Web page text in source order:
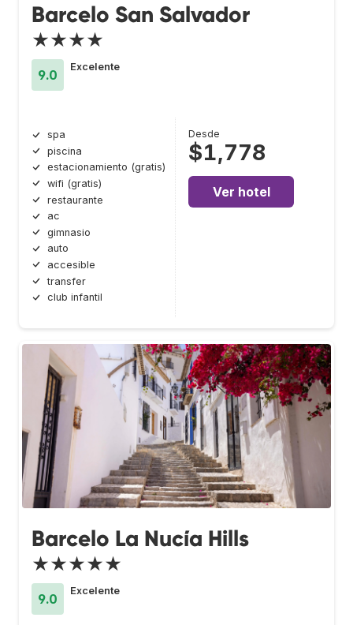
Barcelo San Salvador
★★★★
9.0
Excelente
spa
piscina
estacionamiento (gratis)
wifi (gratis)
restaurante
ac
gimnasio
auto
accesible
transfer
club infantil
Desde
$1,778
Ver hotel
Barcelo La Nucía Hills
★★★★★
9.0
Excelente